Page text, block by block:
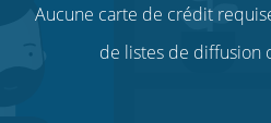
Aucune carte de crédit
de listes de diffusion